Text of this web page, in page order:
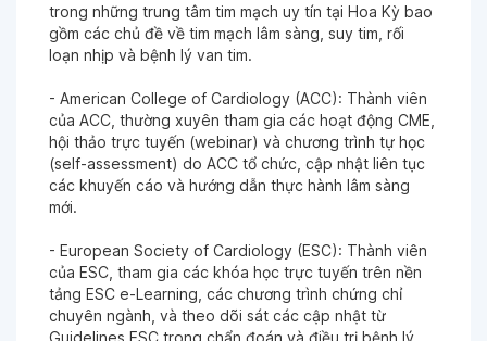
trong những trung tâm tim mạch uy tín tại Hoa Kỳ bao
gồm các chủ đề về tim mạch lâm sàng, suy tim, rối
loạn nhịp và bệnh lý van tim.
- American College of Cardiology (ACC): Thành viên
của ACC, thường xuyên tham gia các hoạt động CME,
hội thảo trực tuyến (webinar) và chương trình tự học
(self-assessment) do ACC tổ chức, cập nhật liên tục
các khuyến cáo và hướng dẫn thực hành lâm sàng
mới.
- European Society of Cardiology (ESC): Thành viên
của ESC, tham gia các khóa học trực tuyến trên nền
tảng ESC e-Learning, các chương trình chứng chỉ
chuyên ngành, và theo dõi sát các cập nhật từ
Guidelines ESC trong chẩn đoán và điều trị bệnh lý